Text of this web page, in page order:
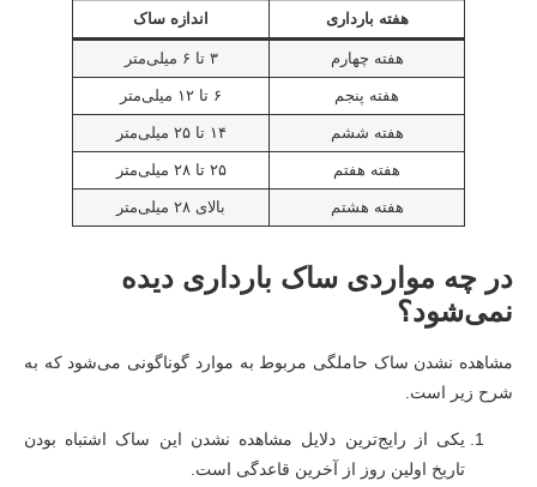
هفته بارداری اندازه ساک
هفته چهارم ۳ تا ۶ میلی‌متر
هفته پنجم ۶ تا ۱۲ میلی‌متر
هفته ششم ۱۴ تا ۲۵ میلی‌متر
هفته هفتم ۲۵ تا ۲۸ میلی‌متر
هفته هشتم بالای ۲۸ میلی‌متر
در چه مواردی ساک بارداری دیده
نمی‌شود؟
مشاهده نشدن ساک حاملگی مربوط به موارد گوناگونی می‌شود که به
شرح زیر است.
یکی از رایج‌ترین دلایل مشاهده نشدن این ساک اشتباه بودن
تاریخ اولین روز از آخرین قاعدگی است.